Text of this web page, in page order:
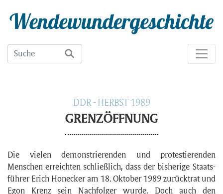
DDR - HERBST 1989
GRENZÖFFNUNG
Die vielen demonstrierenden und pro­testierenden
Menschen erreichten schließlich, dass der bisherige Staats­
führer Erich Honecker am 18. Oktober 1989 zurück­trat und
Egon Krenz sein Nachfolger wurde. Doch auch den